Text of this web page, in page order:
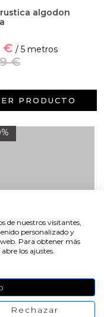
algodon
€ / 5 metros
€
PRODUCTO
€ / Navidad
€
de nuestros visitantes,
personalizado y
Para obtener más
los ajustes.
Rechazar